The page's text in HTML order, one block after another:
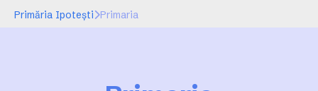
Primăria Ipotești Primaria